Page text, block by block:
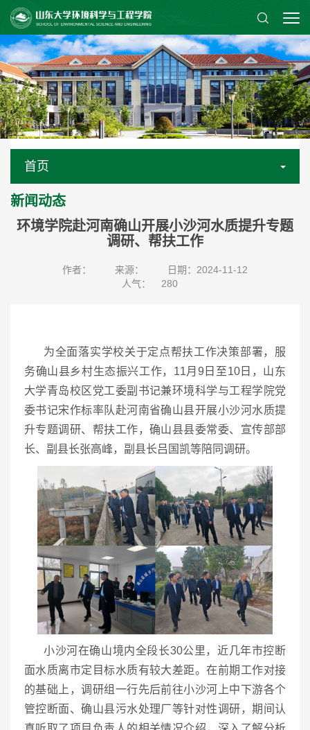
首页
新闻动态
环境学院赴河南确山开展小沙河水质提升专题
调研、帮扶工作
作者： 来源：
日期：2024-11-12
人气：
280
为全面落实学校关于定点帮扶工作决策部署，服
务确山县乡村生态振兴工作，11月9日至10日，山东
大学青岛校区党工委副书记兼环境科学与工程学院党
委书记宋作标率队赴河南省确山县开展小沙河水质提
升专题调研、帮扶工作，确山县县委常委、宣传部部
长、副县长张高峰，副县长吕国凯等陪同调研。
小沙河在确山境内全段长30公里，近几年市控断
面水质离市定目标水质有较大差距。在前期工作对接
的基础上，调研组一行先后前往小沙河上中下游各个
管控断面、确山县污水处理厂等针对性调研，期间认